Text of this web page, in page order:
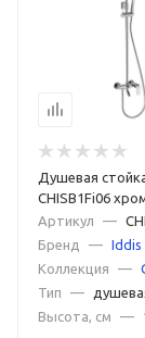
Душевая
CHISB1Fi06
Артикул
—
Бренд
— Iddis
Коллекция
—
Тип
—
Высота, см
—